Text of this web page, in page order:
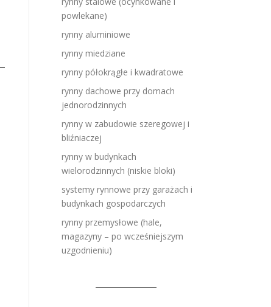
powlekane)
rynny aluminiowe
rynny miedziane
rynny półokrągłe i kwadratowe
rynny dachowe przy domach
jednorodzinnych
rynny w zabudowie szeregowej i
bliźniaczej
rynny w budynkach
wielorodzinnych (niskie bloki)
systemy rynnowe przy garażach i
budynkach gospodarczych
rynny przemysłowe (hale,
magazyny – po wcześniejszym
uzgodnieniu)